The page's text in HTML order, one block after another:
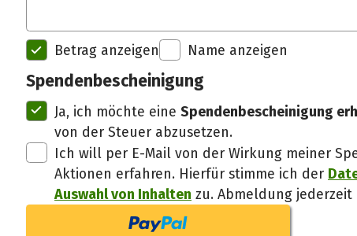
Betrag anzeigen Name anzeigen
Spendenbescheinigung
Ja, ich möchte eineSpendenbescheinigung
von der Steuer abzusetzen.
Straße, Hausnummer*
Ich will per E-Mail von der Wirkung meiner
Aktionen erfahren. Hierfür stimme ich der
Auswahl von Inhalten zu. Abmeldung jederzeit